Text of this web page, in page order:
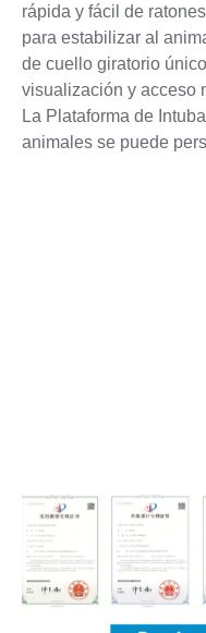
rápida y fácil de
para estabilizar al
de cuello giratorio
visualización y acceso
La Plataforma de
animales se puede